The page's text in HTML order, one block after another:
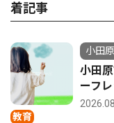
着記事
教育
小田
小田
ーフ